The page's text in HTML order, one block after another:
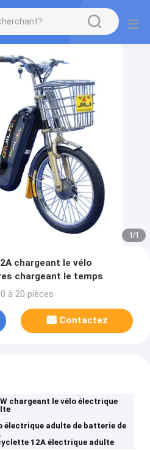
1/1
chargeant le vélo
chargeant le temps
à 20 pièces
Contactez
chargeant le vélo électrique
électrique adulte de batterie de
12A électrique adulte